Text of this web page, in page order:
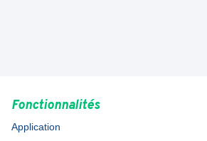
Fonctionnalités
Application